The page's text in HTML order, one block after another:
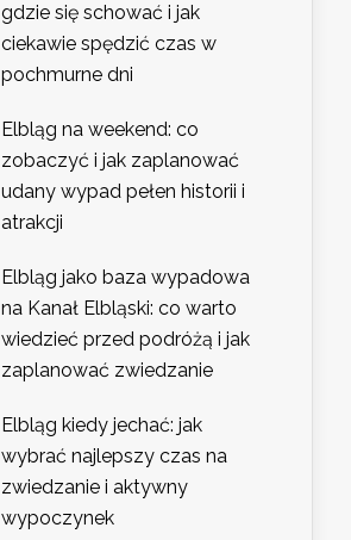
gdzie się schować i jak
ciekawie spędzić czas w
pochmurne dni
Elbląg na weekend: co
zobaczyć i jak zaplanować
udany wypad pełen historii i
atrakcji
Elbląg jako baza wypadowa
na Kanał Elbląski: co warto
wiedzieć przed podróżą i jak
zaplanować zwiedzanie
Elbląg kiedy jechać: jak
wybrać najlepszy czas na
zwiedzanie i aktywny
wypoczynek